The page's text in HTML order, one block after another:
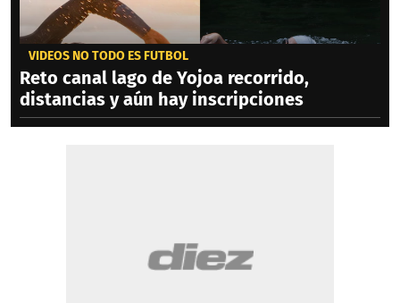
VIDEOS NO TODO ES FÚTBOL
Reto canal lago de Yojoa recorrido,
distancias y aún hay inscripciones